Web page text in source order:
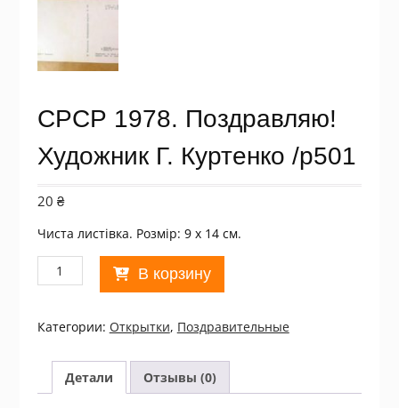
СРСР 1978. Поздравляю!
Художник Г. Куртенко /р501
20 ₴
Чиста листівка. Розмір: 9 х 14 см.
Количество
товара
1978.
Поздравляю!
Художник
Куртенко
В корзину
Категории: Открытки, Поздравительные
Детали Отзывы (0)